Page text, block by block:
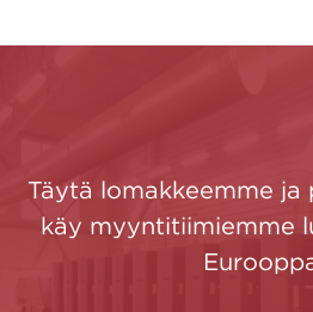
Täytä lomakkeemme
käy myyntitiimiemme